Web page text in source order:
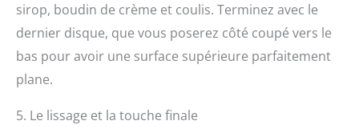
sirop, boudin de crème et coulis. Terminez avec le
dernier disque, que vous poserez côté coupé vers le
bas pour avoir une surface supérieure parfaitement
plane.
5. Le lissage et la touche finale